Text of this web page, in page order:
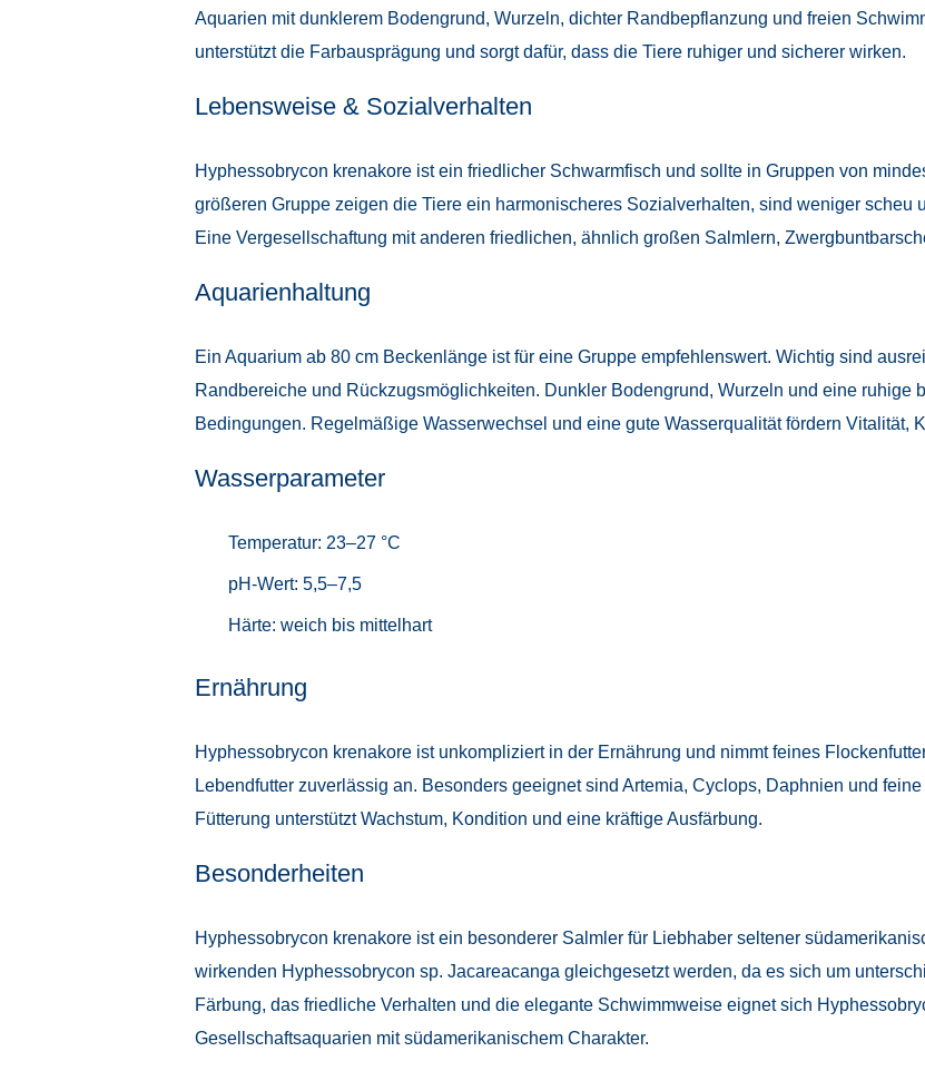
Aquarien mit dunklerem Bodengrund, Wurzeln, dichter Randbepflanzung und freien
unterstützt die Farbausprägung und sorgt dafür, dass die Tiere ruhiger und sicherer wirken.
Lebensweise & Sozialverhalten
Hyphessobrycon krenakore ist ein friedlicher Schwarmfisch und sollte in Gruppen von
größeren Gruppe zeigen die Tiere ein harmonischeres Sozialverhalten, sind weniger scheu
Eine Vergesellschaftung mit anderen friedlichen, ähnlich großen Salmlern,
Aquarienhaltung
Ein Aquarium ab 80 cm Beckenlänge ist für eine Gruppe empfehlenswert. Wichtig sind
Randbereiche und Rückzugsmöglichkeiten. Dunkler Bodengrund, Wurzeln und eine ruhige
Bedingungen. Regelmäßige Wasserwechsel und eine gute Wasserqualität fördern Vitalität,
Wasserparameter
Temperatur: 23–27 °C
pH-Wert: 5,5–7,5
Härte: weich bis mittelhart
Ernährung
Hyphessobrycon krenakore ist unkompliziert in der Ernährung und nimmt feines
Lebendfutter zuverlässig an. Besonders geeignet sind Artemia, Cyclops, Daphnien und
Fütterung unterstützt Wachstum, Kondition und eine kräftige Ausfärbung.
Besonderheiten
Hyphessobrycon krenakore ist ein besonderer Salmler für Liebhaber seltener
wirkenden Hyphessobrycon sp. Jacareacanga gleichgesetzt werden, da es sich um
Färbung, das friedliche Verhalten und die elegante Schwimmweise eignet sich
Gesellschaftsaquarien mit südamerikanischem Charakter.